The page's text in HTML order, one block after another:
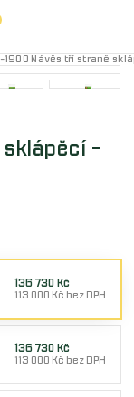
1900 Návěs tří straně
sklápěcí -
136 730 Kč
113 000 Kč bez DPH
136 730 Kč
113 000 Kč bez DPH